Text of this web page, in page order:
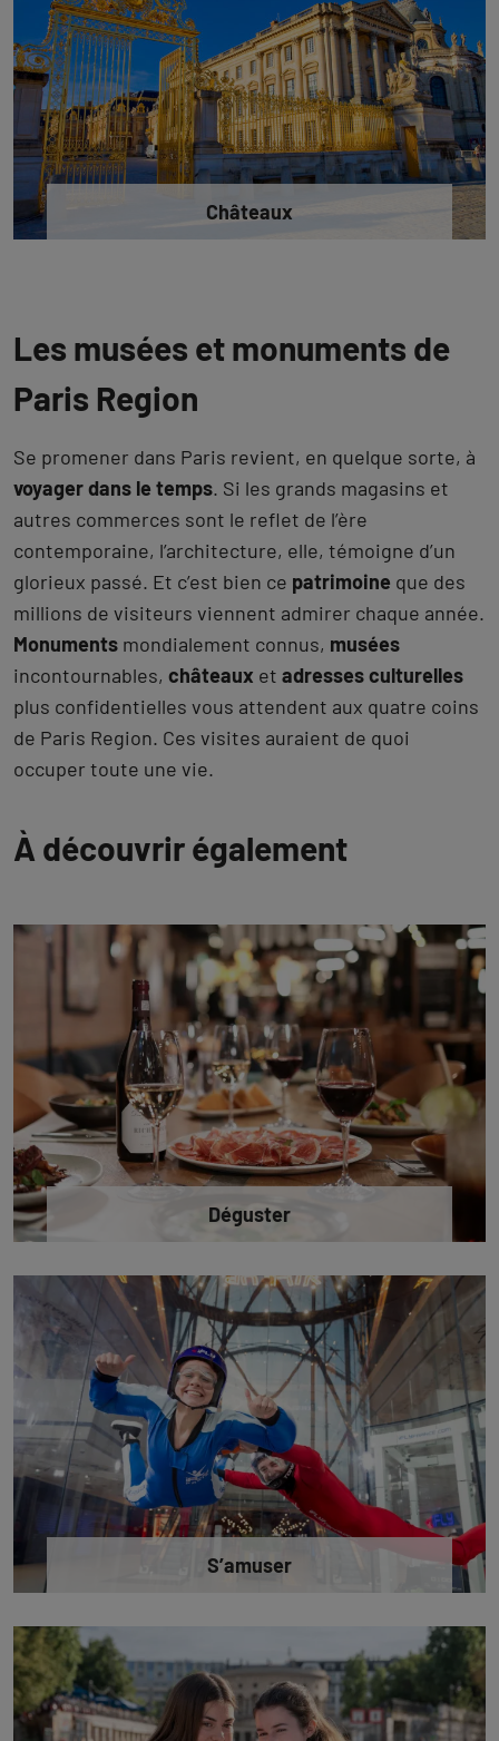
Châteaux
Les musées et monuments de
Paris Region
Se promener dans Paris revient, en quelque sorte, à
voyager dans le temps. Si les grands magasins et
autres commerces sont le reflet de l’ère
contemporaine, l’architecture, elle, témoigne d’un
glorieux passé. Et c’est bien ce patrimoine que des
millions de visiteurs viennent admirer chaque année.
Monuments mondialement connus, musées
incontournables, châteaux et adresses culturelles
plus confidentielles vous attendent aux quatre coins
de Paris Region. Ces visites auraient de quoi
occuper toute une vie.
À découvrir également
Déguster
S’amuser